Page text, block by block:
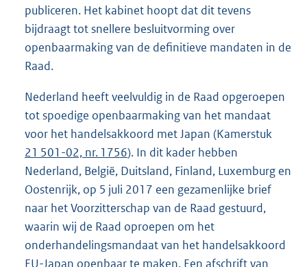
publiceren. Het kabinet hoopt dat dit tevens
bijdraagt tot snellere besluitvorming over
openbaarmaking van de definitieve mandaten in de
Raad.
Nederland heeft veelvuldig in de Raad opgeroepen
tot spoedige openbaarmaking van het mandaat
voor het handelsakkoord met Japan (Kamerstuk
21 501-02, nr. 1756). In dit kader hebben
Nederland, België, Duitsland, Finland, Luxemburg en
Oostenrijk, op 5 juli 2017 een gezamenlijke brief
naar het Voorzitterschap van de Raad gestuurd,
waarin wij de Raad oproepen om het
onderhandelingsmandaat van het handelsakkoord
EU-Japan openbaar te maken. Een afschrift van